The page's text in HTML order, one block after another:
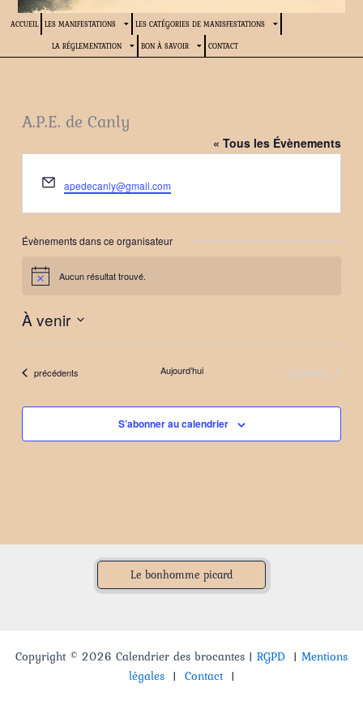
ACCUEIL LES MANIFESTATIONS LES CATÉGORIES DE MANISFESTATIONS
LA RÉGLEMENTATION BON À SAVOIR CONTACT
A.P.E. de Canly
« Tous les Évènements
Email
apedecanly@gmail.com
Évènements dans ce organisateur
Notice Aucun résultat trouvé.
À venir
Sélectionnez
date.Évènements
précédents Aujourd’hui Évènements
suivants
S’abonner au calendrier
Le bonhomme picard
Copyright © 2026 Calendrier des brocantes | RGPD | Mentions
légales| Contact|